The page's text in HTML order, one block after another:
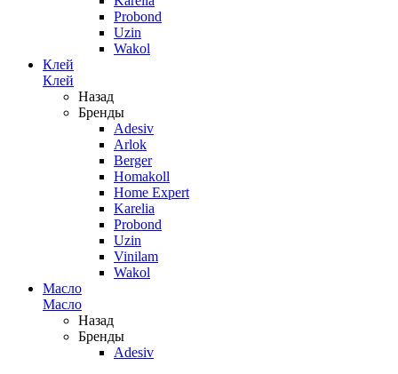
Probond
Uzin
Wakol
Клей
Клей
Назад
Бренды
Adesiv
Arlok
Berger
Homakoll
Home Expert
Karelia
Probond
Uzin
Vinilam
Wakol
Масло
Масло
Назад
Бренды
Adesiv